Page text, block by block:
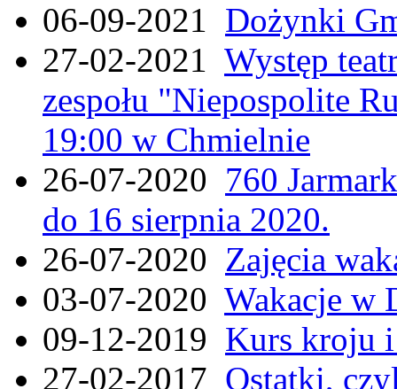
06-09-2021 Dożynki
27-02-2021 Występ
zespołu "Niepospolite
19:00 w Chmielnie
26-07-2020 760
do 16 sierpnia 2020.
26-07-2020 Zajęcia
03-07-2020 Wakacje w
09-12-2019 Kurs kroju i
27-02-2017 Ostatki,